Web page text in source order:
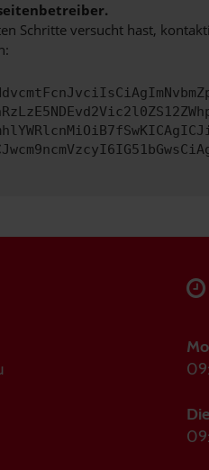
Schritte versucht hast,